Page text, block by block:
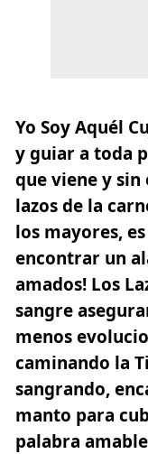
Yo Soy Aquél
y guiar a toda
que viene y sin
lazos de la
los mayores,
encontrar un
amados! Los
sangre
menos
caminando la
sangrando,
manto para
palabra